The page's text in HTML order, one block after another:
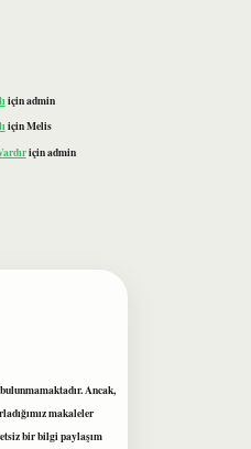
içinadmin
içinMelis
içinadmin
Ancak,
makaleler
bir bilgi paylaşım